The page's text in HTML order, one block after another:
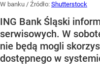
W banku / Źródło: Shutterstock
ING Bank Śląski
serwisowych. W
nie będą mogli
dostępnego w